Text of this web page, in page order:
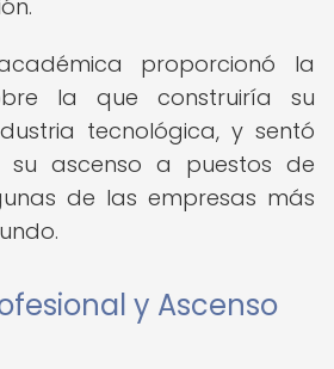
proporcionó la
la que construiría su
tecnológica, y sentó
ascenso a puestos de
de las empresas más
y Ascenso